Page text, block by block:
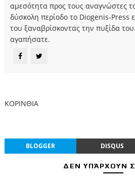
αμεσότητα προς τους αναγνώστες
δύσκολη περίοδο το Diogenis-Press
του ξαναβρίσκοντας την πυξίδα
αγαπήσατε.
ΚΟΡΙΝΘΙΑ
BLOGGER DISQUS
ΔΕΝ ΥΠΆΡΧΟΥΝ